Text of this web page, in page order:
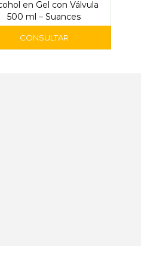
en Gel con Válvula
500 ml – Suances